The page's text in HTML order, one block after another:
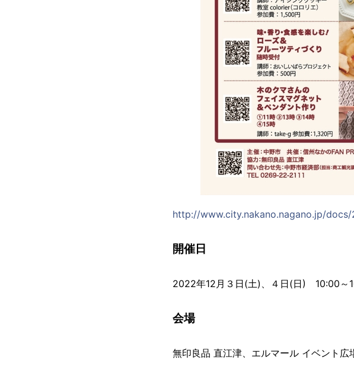
http://www.city.nakano.nagano.jp/docs/
開催日
2022年12月３日(土)、４日(日) 10:00～
会場
無印良品 直江津、エルマール イベント広